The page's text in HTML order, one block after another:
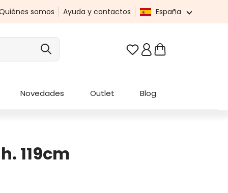
somos Ayuda y contactos España
Tienes 0 artículos en
Novedades Outlet Blog
119cm